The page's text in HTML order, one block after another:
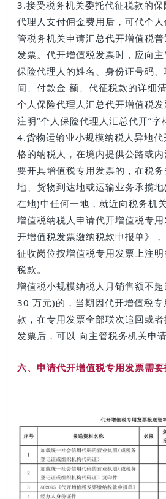
3.接受税务机关委托代征税款的
代理人支付佣金费用后，可代个
管税务机关申请汇总代开增值税
发票。代开增值税发票时，应向
保险代理人的姓名、身份证号码
间、付款金 额、代征税款的详细
个人保险代理人汇总代开增值税
注明“个人保险代理人汇总代开”字
4.货物运输业小规模纳税人异地
格的纳税人，在境内提供公路或
要开具增值税专用发票的，在税
地、货物到达地或运输业务承揽
在地)中任何一地，就近向税务机
增值税纳税人申请代开增值税专
开增值税发票缴纳税款申报单》
征收岗位按增值税专用发票上注
税款。
增值税小规模纳税人月销售额不
30 万元)的，当期因代开增值税
款，在专用发票全部联次追回或
发票后，可以 向主管税务机关申请
六、申请代开增值税专用发票需